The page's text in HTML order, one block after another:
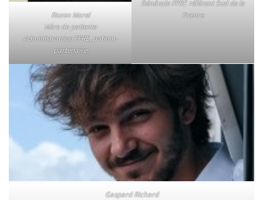
Rozen Morel
Mère de patiente
Administratrice FFRE, patient-
partenaire
Bénévole FFRE référent Sud de la
France
Gaspard Richard